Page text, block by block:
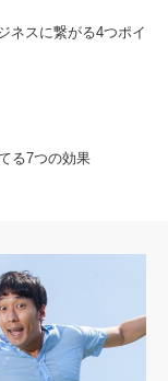
ネスに繋がる4つポイ
る7つの効果